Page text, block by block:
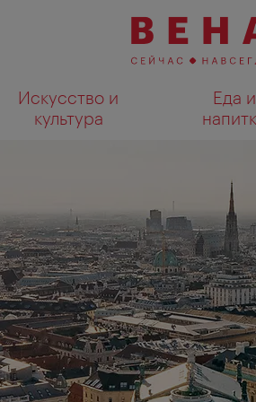
Искусство и
культура
Еда и